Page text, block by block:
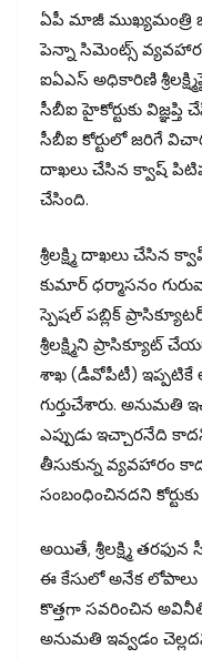
ఏపీ మాజీ ముఖ్యమంత్రి
పెన్నా సిమెంట్స్
ఐఏఎస్ అధికారిణి
సీబీఐ హైకోర్టుకు
సీబీఐ కోర్టులో జరిగే
దాఖలు చేసిన క్వాష్
చేసింది.
శ్రీలక్ష్మి దాఖలు చేసిన
కుమార్ ధర్మాసనం
స్పెషల్ పబ్లిక్
శ్రీలక్ష్మిని ప్రాసిక్యూట్
శాఖ (డీవోపీటీ) ఇప్పటికే
గుర్తుచేశారు.
ఎప్పుడు ఇచ్చారనేది
తీసుకున్న వ్యవహారం
సంబంధించినదని
అయితే, శ్రీలక్ష్మి
ఈ కేసులో అనేక
కొత్తగా సవరించిన
అనుమతి ఇవ్వడం